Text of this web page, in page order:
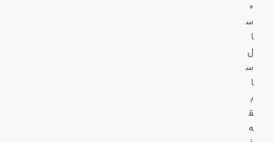
۰
س
ا
ل
س
ا
ب
ق
ه